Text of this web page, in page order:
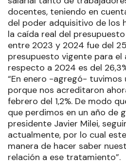
docentes, teniendo en
del poder adquisitivo de los
la caída real del
entre 2023 y 2024 fue del
presupuesto vigente para el
respecto a 2024 es del
“En enero -agregó-
porque nos acreditaron
febrero del 1,2%. De modo
que perdimos en un año de
presidente Javier Milei,
actualmente, por lo cual
manera de hacer saber
relación a ese tratamiento”.